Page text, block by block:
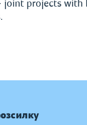
projects with